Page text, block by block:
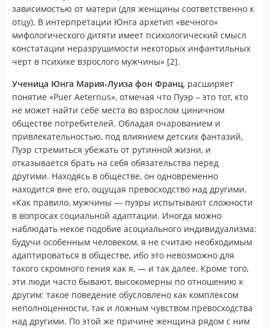
зависимостью от матери (для женщины соответственно к
отцу). В интерпретации Юнга архетип «вечного»
мифологического дитяти имеет психологический смысл
констатации неразрушимости некоторых инфантильных
черт в психике взрослого мужчины» [2].
Ученица Юнга Мария-Луиза фон Франц, расширяет
понятие «Puer Aeternus», отмечая что Пуэр – это тот, кто
не может найти себе места во взрослом циничном
обществе потребителей. Обладая очарованием и
привлекательностью, под влиянием детских фантазий,
Пуэр стремиться убежать от рутинной жизни, и
отказывается брать на себя обязательства перед
другими. Находясь в обществе, он одновременно
находится вне его, ощущая превосходство над другими.
«Как правило, мужчины — пуэры испытывают сложности
в вопросах социальной адаптации. Иногда можно
наблюдать некое подобие асоциального индивидуализма:
будучи особенным человеком, я не считаю необходимым
адаптироваться в обществе, ибо это невозможно для
такого скромного гения как я, — и так далее. Кроме того,
эти люди часто бывают, высокомерны по отношению к
другим: такое поведение обусловлено как комплексом
неполноценности, так и ложным чувством превосходства
над другими. По этой же причине женщина рядом с ним